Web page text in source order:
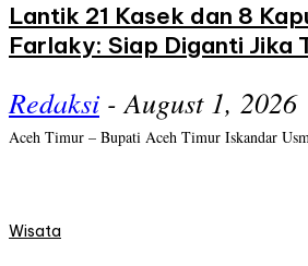
Lantik 21 Kasek dan 8
Farlaky: Siap Diganti Jika
Redaksi - August 1, 2026
Aceh Timur – Bupati Aceh Timur Iskandar
Wisata